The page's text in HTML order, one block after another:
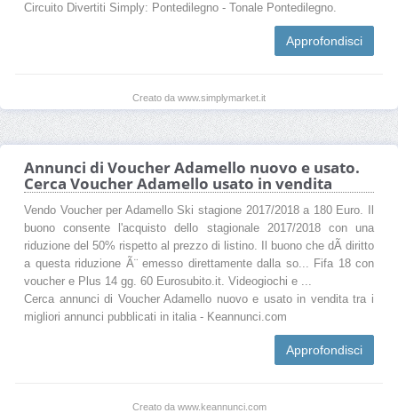
Circuito Divertiti Simply: Pontedilegno - Tonale Pontedilegno.
Approfondisci
Creato da www.simplymarket.it
Annunci di Voucher Adamello nuovo e usato.
Cerca Voucher Adamello usato in vendita
Vendo Voucher per Adamello Ski stagione 2017/2018 a 180 Euro. Il
buono consente l'acquisto dello stagionale 2017/2018 con una
riduzione del 50% rispetto al prezzo di listino. Il buono che dÃ diritto
a questa riduzione Ã¨ emesso direttamente dalla so... Fifa 18 con
voucher e Plus 14 gg. 60 Eurosubito.it. Videogiochi e ...
Cerca annunci di Voucher Adamello nuovo e usato in vendita tra i
migliori annunci pubblicati in italia - Keannunci.com
Approfondisci
Creato da www.keannunci.com